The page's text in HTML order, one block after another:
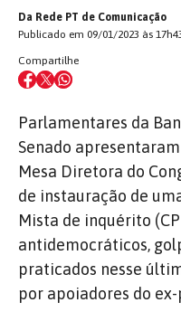
Da Rede PT de Comunicação
Publicado em 09/01/2023 às
Compartilhe
Parlamentares da
Senado
Mesa Diretora do
de instauração de
Mista de inquérito
antidemocráticos,
praticados nesse
por apoiadores do